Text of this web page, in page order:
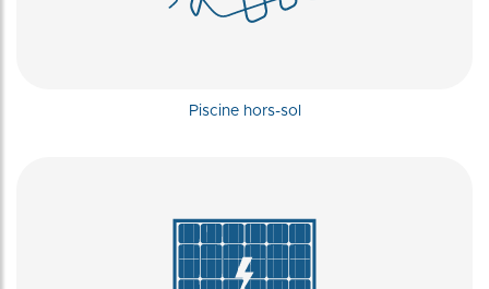
Piscine hors-sol